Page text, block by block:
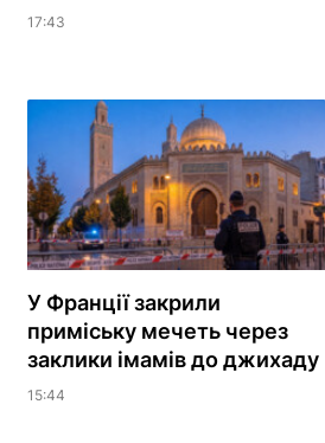
17:43
У Франції закрили
приміську мечеть через
заклики імамів до джихаду
15:44